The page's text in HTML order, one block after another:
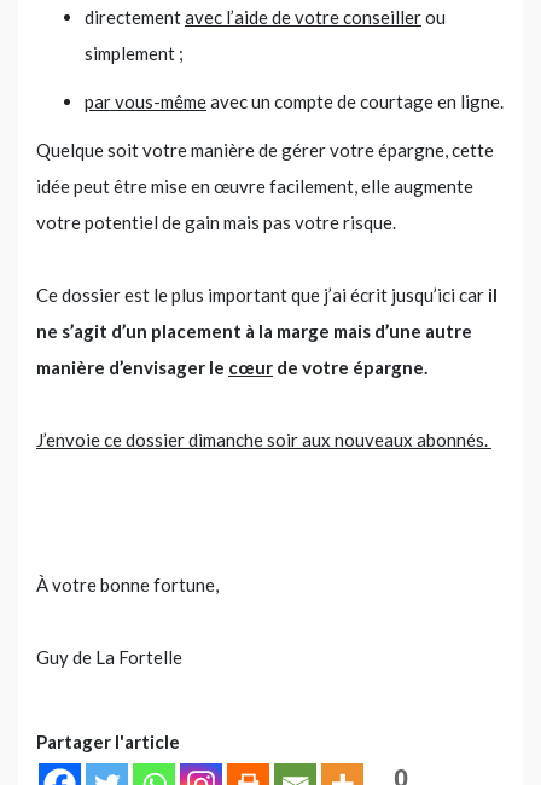
directementavec l’aide de votre conseillerou
simplement ;
par vous-mêmeavec un compte de courtage en ligne.
Quelque soit votre manière de gérer votre épargne, cette
idée peut être mise en œuvre facilement, elle augmente
votre potentiel de gain mais pas votre risque.
Ce dossier est le plus important que j’ai écrit jusqu’ici car il
ne s’agit d’un placement à la marge mais d’une autre
manière d’envisager le cœur de votre épargne.
J’envoie ce dossier dimanche soir aux nouveaux abonnés.
À votre bonne fortune,
Guy de La Fortelle
Partager l'article
0